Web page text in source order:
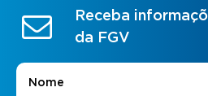
Receba
da FGV
Nome